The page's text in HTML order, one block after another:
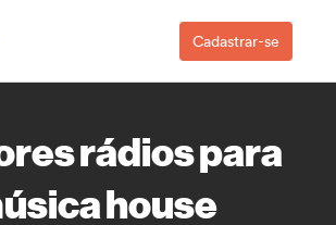
Cadastrar-se
rádios para
house